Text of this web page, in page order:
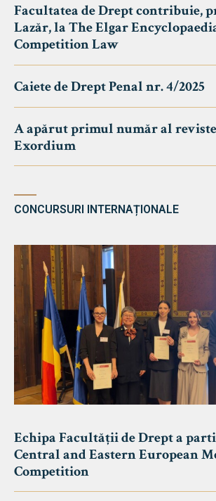
Facultatea de Drept contribuie,
Lazăr, la The Elgar
Competition Law
Caiete de Drept Penal nr. 4/2025
A apărut primul număr al
Exordium
CONCURSURI INTERNAȚIONALE
Echipa Facultății de Drept a
Central and Eastern European
Competition